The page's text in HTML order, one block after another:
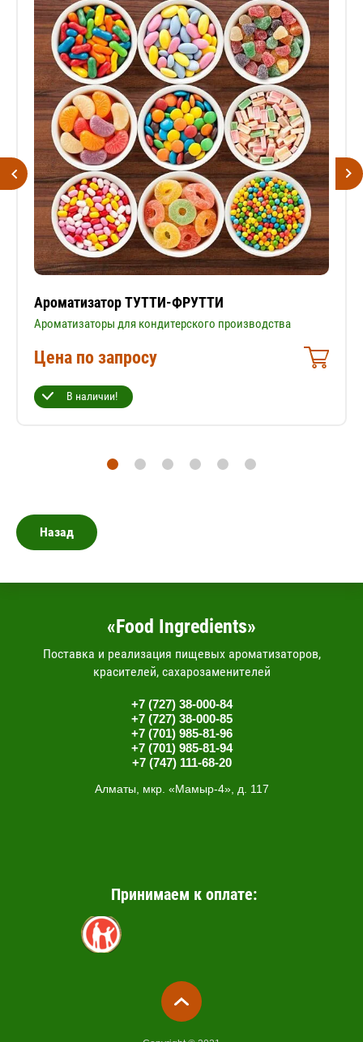
Ароматизатор ТУТТИ-ФРУТТИ
Ароматизаторы для кондитерского производства
Цена по запросу
В наличии!
Назад
«Food Ingredients»
Поставка и реализация пищевых ароматизаторов,
красителей, сахарозаменителей
+7 (727) 38-000-84
+7 (727) 38-000-85
+7 (701) 985-81-96
+7 (701) 985-81-94
+7 (747) 111-68-20
Алматы, мкр. «Мамыр-4», д. 117
Принимаем к оплате: